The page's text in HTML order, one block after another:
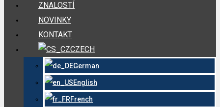
ZNALOSTÍ
NOVINKY
KONTAKT
CZECH
German
English
French